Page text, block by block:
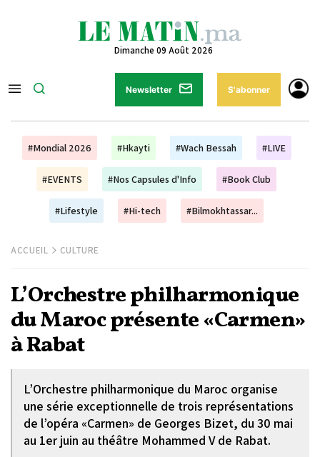
Dimanche 09 Août 2026
Newsletter S'abonner
#Mondial 2026 #Hkayti #Wach Bessah #LIVE
#EVENTS #Nos Capsules d'Info #Book Club
#Lifestyle #Hi-tech #Bilmokhtassar...
ACCUEIL CULTURE
L’Orchestre philharmonique
du Maroc présente «Carmen»
à Rabat
L’Orchestre philharmonique du Maroc organise
une série exceptionnelle de trois représentations
de l’opéra «Carmen» de Georges Bizet, du 30 mai
au 1er juin au théâtre Mohammed V de Rabat.